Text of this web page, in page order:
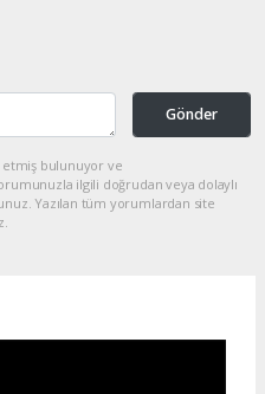
Gönder
etmiş bulunuyor ve
ilgili doğrudan veya dolaylı
Yazılan tüm yorumlardan site